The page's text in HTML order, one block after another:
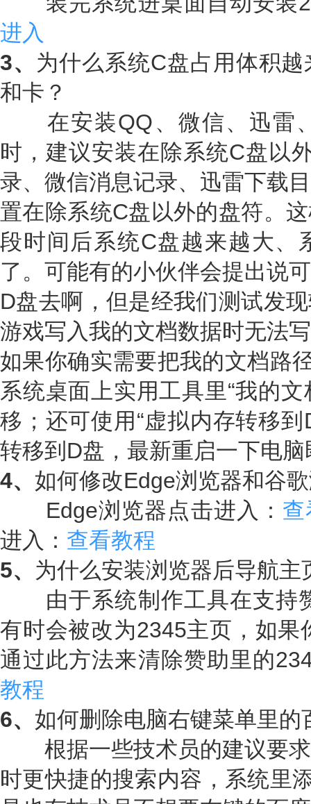
进入
3、 为什么系统C盘占用体积
和卡？
在安装QQ、微信、迅雷
时，建议安装在除系统C盘以
录、微信消息记录、迅雷下载
置在除系统C盘以外的盘符。
段时间后系统C盘越来越大、
了。可能有的小伙伴会提出说
D盘去啊，但是经我们测试发
游戏写入我的文档数据时无法
如果你确实需要把我的文档路
系统桌面上实用工具里“我的
移；还可使用“虚拟内存转移
转移到D盘，最新重启一下电脑
4、 如何修改Edge浏览器和谷
Edge浏览器点击进入： 查
进入： 查看教程
5、 为什么安装浏览器后导航
由于系统制作工具在支持
有时会被改为2345主页，如
通过此方法来清除赞助里的
教程
6、 如何删除电脑右键菜单里的
根据一些技术员的建议要求
时更快捷的搜索内容，系统里